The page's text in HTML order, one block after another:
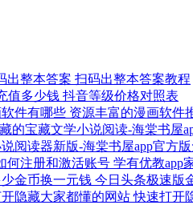
出整本答案 扫码出整本答案教程
值多少钱 抖音等级价格对照表
件有哪些 资源丰富的漫画软件
的宝藏文学小说阅读-海棠书屋
阅读器新版-海棠书屋app官方版
何注册和激活账号 学有优教app
金币换一元钱 今日头条极速版
隐藏大家都懂的网站 快速打开